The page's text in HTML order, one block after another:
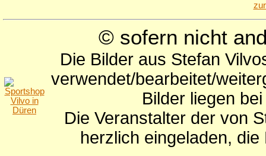
© sofern nicht
Die Bilder aus Stefan
verwendet/bearbeitet/
Bilder liegen
Die Veranstalter der von
herzlich eingeladen,